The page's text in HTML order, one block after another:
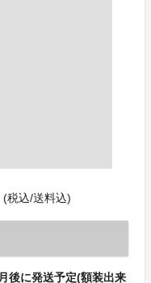
(税込/送料込)
後に発送予定(額装出来